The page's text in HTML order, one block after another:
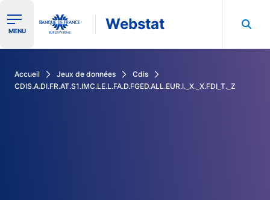
Ouvrir le menu de navigation
MENU Webstat
Accueil Jeux de données
Cdis
CDIS.A.DI.FR.AT.S1.IMC.LE.L.FA.D.FGED.ALL.EUR.I._X._X.FDI_T._Z